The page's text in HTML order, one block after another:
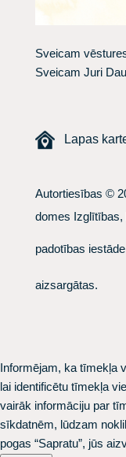
​Sveicam
Sveicam Juri
Lapas
Autortiesības ©
domes Izglītības,
padotības
aizsargātas.
Informējam, ka tīmekļa
lai identificētu tīmekļa
vairāk informāciju par
sīkdatnēm, lūdzam
pogas “Sapratu”, jūs